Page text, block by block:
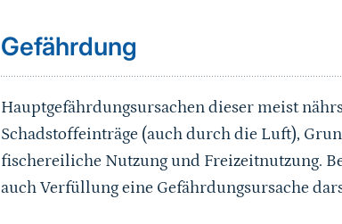
Gefährdung
Hauptgefährdungsursachen dieser meist
Schadstoffeinträge (auch durch die Luft),
fischereiliche Nutzung und Freizeitnutzung.
auch Verfüllung eine Gefährdungsursache
Sprungmarke